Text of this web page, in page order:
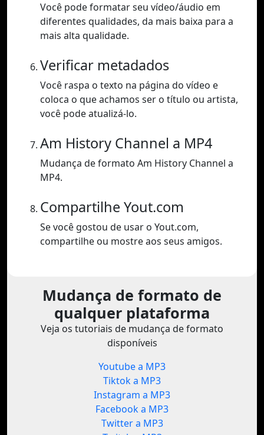
Você pode formatar seu vídeo/áudio em
diferentes qualidades, da mais baixa para a
mais alta qualidade.
Verificar metadados
Você raspa o texto na página do vídeo e
coloca o que achamos ser o título ou artista,
você pode atualizá-lo.
Am History Channel a MP4
Mudança de formato Am History Channel a
MP4.
Compartilhe Yout.com
Se você gostou de usar o Yout.com,
compartilhe ou mostre aos seus amigos.
Mudança de formato de
qualquer plataforma
Veja os tutoriais de mudança de formato
disponíveis
Youtube a MP3
Tiktok a MP3
Instagram a MP3
Facebook a MP3
Twitter a MP3